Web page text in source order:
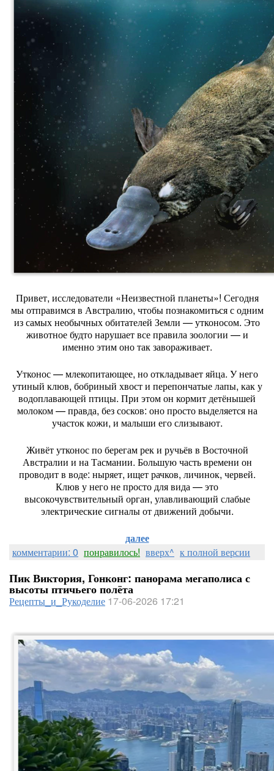
Привет, исследователи «Неизвестной планеты»! Сегодня
мыотправимсяв Австралию, чтобыпознакомитьсясодним
изсамыхнеобычныхобитателей Земли — утконосом. Это
животноебудтонарушаетвсеправилазоологии — и
именноэтимонотакзавораживает.
Утконос— млекопитающее, нооткладываетяйца. Унего
утиный клюв, бобриный хвости перепончатыелапы, каку
водоплавающей птицы. При этомон кормитдетёнышей
молоком— правда, безсосков: онопростовыделяетсяна
участоккожи, и малыши егослизывают.
Живётутконоспоберегамреки ручьёв в Восточной
Австралии и наТасмании. Большуючастьвремени он
проводитв воде: ныряет, ищетрачков, личинок, червей.
Клюв унегонепростодлявида— это
высокочувствительный орган, улавливающий слабые
электрическиесигналыотдвижений добычи.
далее
комментарии: 0 понравилось! вверх^ к полной версии
Пик Виктория, Гонконг: панорама мегаполиса с
высоты птичьего полёта
Рецепты_и_Рукоделие 17-06-2026 17:21